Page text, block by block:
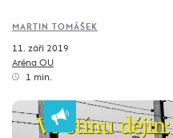
MARTIN TOMÁŠEK
11. září 2019
Aréna OU
1 min.